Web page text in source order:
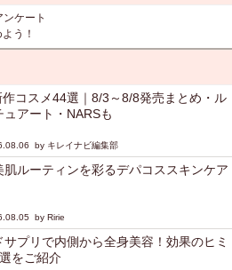
ケート
う！
作コスメ44選｜8/3～8/8発売まとめ・ル
アート・NARSも
by キレイナビ編集部
ルーティンを彩るデパコススキンケア
by Ririe
プリで内側から全身美容！効果のヒミ
をご紹介